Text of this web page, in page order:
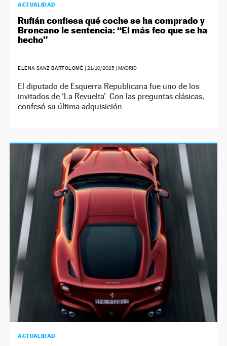
ACTUALIDAD
Rufián confiesa qué coche se ha comprado y
Broncano le sentencia: “El más feo que se ha
hecho”
ELENA SANZ BARTOLOMÉ | 21/10/2025| MADRID
El diputado de Esquerra Republicana fue uno de los
invitados de ‘La Revuelta’. Con las preguntas clásicas,
confesó su última adquisición.
ACTUALIDAD